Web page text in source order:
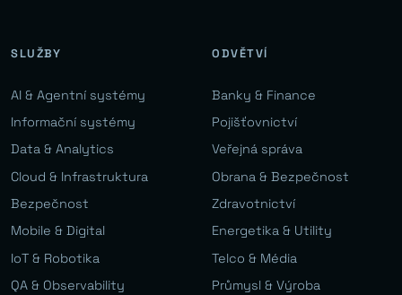
SLUŽBY
AI & Agentní systémy
Informační systémy
Data & Analytics
Cloud & Infrastruktura
Bezpečnost
Mobile & Digital
IoT & Robotika
QA & Observability
ODVĚTVÍ
Banky & Finance
Pojišťovnictví
Veřejná správa
Obrana & Bezpečnost
Zdravotnictví
Energetika & Utility
Telco & Média
Průmysl & Výroba